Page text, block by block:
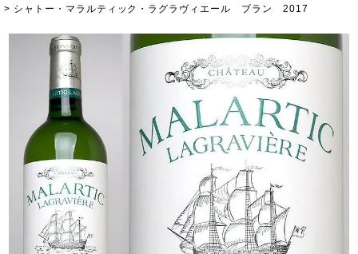
シャトー・マラルティック・ラグラヴィエール ブラン 2017